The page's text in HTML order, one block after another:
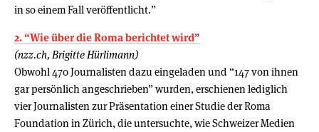
in so einem Fall veröffentlicht.”
2. “Wie über die Roma berichtet wird”
(nzz.ch, Brigitte Hürlimann)
Obwohl 470 Journalisten dazu eingeladen und “147 von ihnen
gar persönlich angeschrieben” wurden, erschienen lediglich
vier Journalisten zur Präsentation einer Studie der Roma
Foundation in Zürich, die untersuchte, wie Schweizer Medien